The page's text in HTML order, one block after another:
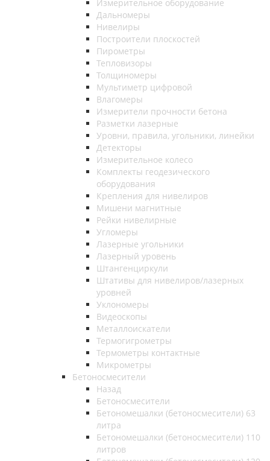
Измерительное оборудование
Дальномеры
Нивелиры
Построители плоскостей
Пирометры
Тепловизоры
Толщиномеры
Мультиметр цифровой
Влагомеры
Измерители прочности бетона
Разметки лазерные
Уровни, правила, угольники, линейки
Детекторы
Измерительное колесо
Комплекты геодезического
оборудования
Крепления для нивелиров
Мишени магнитные
Рейки нивелирные
Угломеры
Лазерные угольники
Лазерный уровень
Штангенциркули
Штативы для нивелиров/лазерных
уровней
Уклономеры
Видеоскопы
Металлоискатели
Термогигрометры
Термометры контактные
Микрометры
Бетоносмесители
Назад
Бетоносмесители
Бетономешалки (бетоносмесители) 63
литра
Бетономешалки (бетоносмесители) 110
литров